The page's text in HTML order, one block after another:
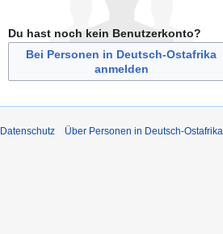
Du hast noch kein Benutzerkonto?
Bei Personen in Deutsch-Ostafrika
anmelden
Datenschutz Über Personen in Deutsch-Ostafrika